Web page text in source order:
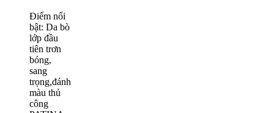
Điểm nổi
bật: Da bò
lớp đầu
tiên trơn
bóng,
sang
trọng,đánh
màu thủ
công